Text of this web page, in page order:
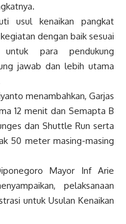
usul kenaikan pangkat
dengan baik sesuai
untuk para pendukung
jawab dan lebih utama
menambahkan, Garjas
12 menit dan Semapta B
dan Shuttle Run serta
50 meter masing-masing
Mayor Inf Arie
pelaksanaan
untuk Usulan Kenaikan